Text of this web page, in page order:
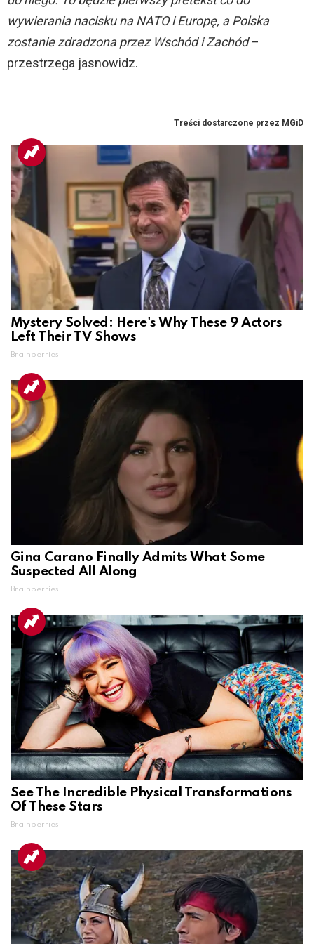
wywierania nacisku na NATO i Europę, a Polska
zostanie zdradzona przez Wschód i Zachód–
przestrzega jasnowidz.
Mystery Solved: Here's Why These 9 Actors
Left Their TV Shows
Brainberries
Gina Carano Finally Admits What Some
Suspected All Along
Brainberries
See The Incredible Physical Transformations
Of These Stars
Brainberries